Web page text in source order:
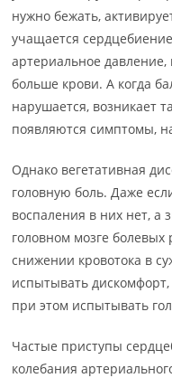
нужно бежать,
учащается
артериальное
больше крови. А когда
нарушается, возникает
появляются симптомы,
Однако вегетативная
головную боль. Даже
воспаления в них нет, а
головном мозге
снижении кровотока в
испытывать
при этом испытывать
Частые приступы
колебания